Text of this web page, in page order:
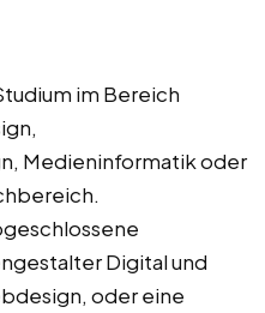
im Bereich
Medieninformatik oder
Digital und
oder eine